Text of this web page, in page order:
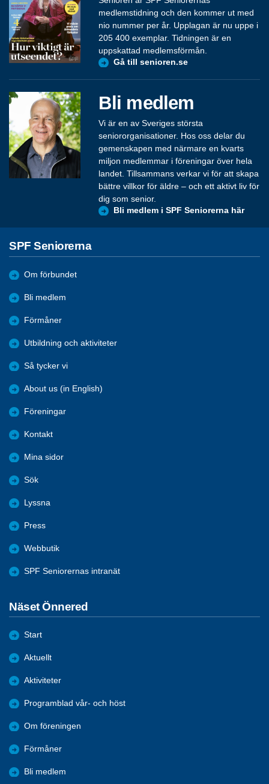
medlemstidning och den kommer ut med
nio nummer per år. Upplagan är nu uppe i
205 400 exemplar. Tidningen är en
uppskattad medlemsförmån.
Gå till senioren.se
Bli medlem
Vi är en av Sveriges största
seniororganisationer. Hos oss delar du
gemenskapen med närmare en kvarts
miljon medlemmar i föreningar över hela
landet. Tillsammans verkar vi för att skapa
bättre villkor för äldre – och ett aktivt liv för
dig som senior.
Bli medlem i SPF Seniorerna här
SPF Seniorerna
Om förbundet
Bli medlem
Förmåner
Utbildning och aktiviteter
Så tycker vi
About us (in English)
Föreningar
Kontakt
Mina sidor
Sök
Lyssna
Press
Webbutik
SPF Seniorernas intranät
Näset Önnered
Start
Aktuellt
Aktiviteter
Programblad vår- och höst
Om föreningen
Förmåner
Bli medlem